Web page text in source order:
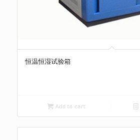
恒温恒湿试验箱
Add to cart